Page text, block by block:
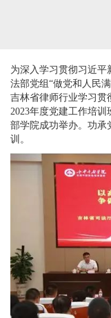
为深入学习贯彻习近平
法部党组“做党和人民
吉林省律师行业学习贯
2023年度党建工作培
部学院成功举办。功承
训。